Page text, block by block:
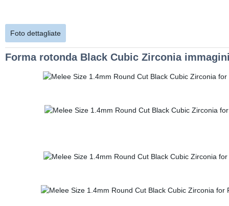
Foto dettagliate
Forma rotonda Black Cubic Zirconia